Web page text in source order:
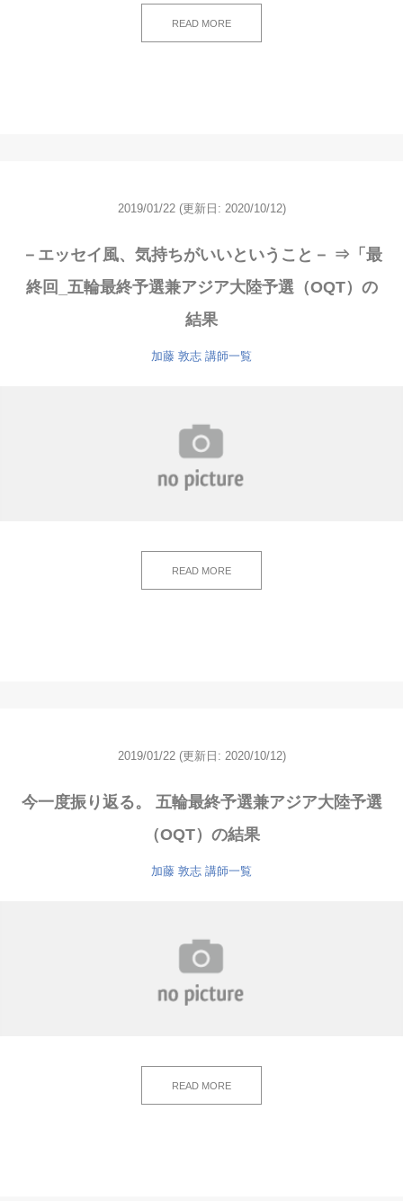
READ MORE
2019/01/22 (更新日: 2020/10/12)
－エッセイ風、気持ちがいいということ－ ⇒「最
終回_五輪最終予選兼アジア大陸予選（OQT）の
結果
加藤 敦志 講師一覧
READ MORE
2019/01/22 (更新日: 2020/10/12)
今一度振り返る。 五輪最終予選兼アジア大陸予選
（OQT）の結果
加藤 敦志 講師一覧
READ MORE